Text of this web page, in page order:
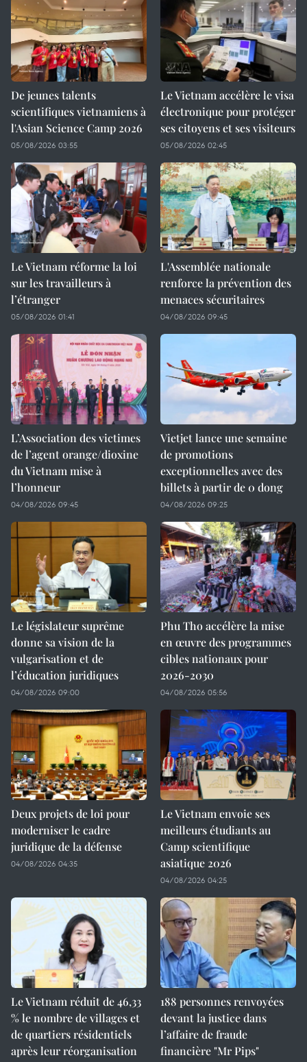
De jeunes talents
scientifiques vietnamiens à
l'Asian Science Camp 2026
05/08/2026 03:55
Le Vietnam accélère le visa
électronique pour protéger
ses citoyens et ses visiteurs
05/08/2026 02:45
Le Vietnam réforme la loi
sur les travailleurs à
l’étranger
05/08/2026 01:41
L'Assemblée nationale
renforce la prévention des
menaces sécuritaires
04/08/2026 09:45
L’Association des victimes
de l’agent orange/dioxine
du Vietnam mise à
l’honneur
04/08/2026 09:45
Vietjet lance une semaine
de promotions
exceptionnelles avec des
billets à partir de 0 dong
04/08/2026 09:25
Le législateur suprême
donne sa vision de la
vulgarisation et de
l’éducation juridiques
04/08/2026 09:00
Phu Tho accélère la mise
en œuvre des programmes
cibles nationaux pour
2026-2030
04/08/2026 05:56
Deux projets de loi pour
moderniser le cadre
juridique de la défense
04/08/2026 04:35
Le Vietnam envoie ses
meilleurs étudiants au
Camp scientifique
asiatique 2026
04/08/2026 04:25
Le Vietnam réduit de 46,33
% le nombre de villages et
de quartiers résidentiels
après leur réorganisation
188 personnes renvoyées
devant la justice dans
l’affaire de fraude
financière "Mr Pips"